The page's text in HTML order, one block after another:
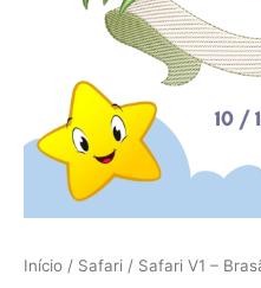
Início / Safari / Safari V1 –